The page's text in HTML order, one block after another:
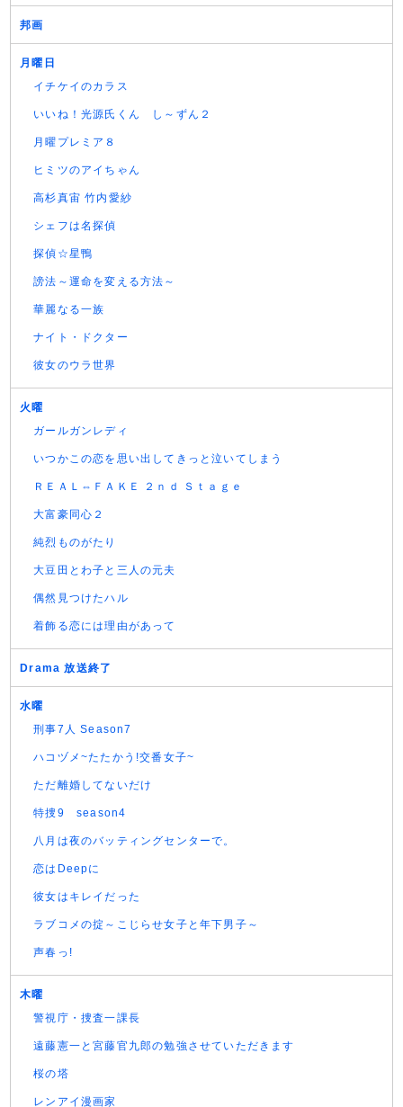
邦画
月曜日
イチケイのカラス
いいね！光源氏くん し～ずん２
月曜プレミア８
ヒミツのアイちゃん
高杉真宙 竹内愛紗
シェフは名探偵
探偵☆星鴨
謗法～運命を変える方法～
華麗なる一族
ナイト・ドクター
彼女のウラ世界
火曜
ガールガンレディ
いつかこの恋を思い出してきっと泣いてしまう
ＲＥＡＬ⇔ＦＡＫＥ ２ｎｄ Ｓｔａｇｅ
大富豪同心２
純烈ものがたり
大豆田とわ子と三人の元夫
偶然見つけたハル
着飾る恋には理由があって
Drama 放送終了
水曜
刑事7人 Season7
ハコヅメ~たたかう!交番女子~
ただ離婚してないだけ
特捜9 season4
八月は夜のバッティングセンターで。
恋はDeepに
彼女はキレイだった
ラブコメの掟～こじらせ女子と年下男子～
声春っ!
木曜
警視庁・捜査一課長
遠藤憲一と宮藤官九郎の勉強させていただきます
桜の塔
レンアイ漫画家